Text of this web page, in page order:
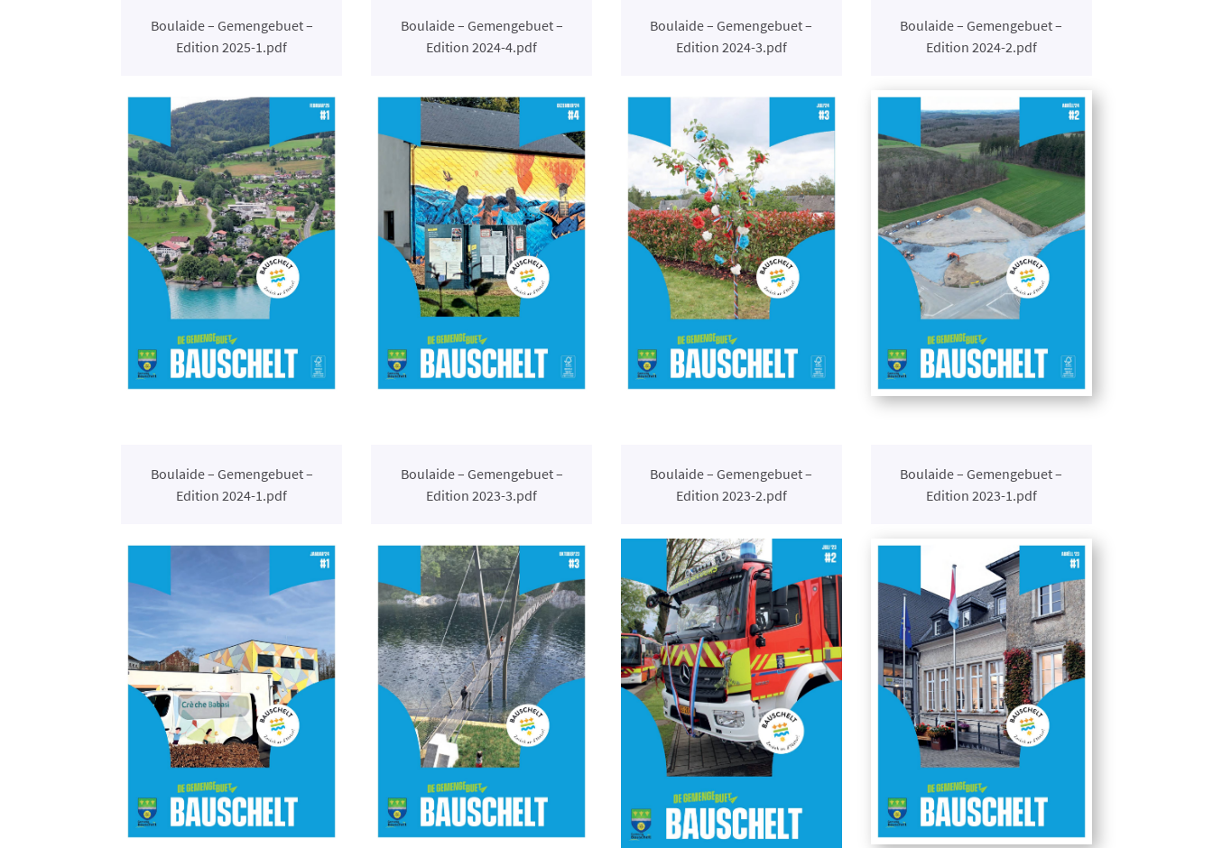
Boulaide – Gemengebuet –
Edition 2025-1.pdf
Boulaide – Gemengebuet –
Edition 2024-4.pdf
Boulaide – Gemengebuet –
Edition 2024-3.pdf
Boulaide – Gemengebuet –
Edition 2024-2.pdf
Boulaide – Gemengebuet –
Edition 2024-1.pdf
Boulaide – Gemengebuet –
Edition 2023-3.pdf
Boulaide – Gemengebuet –
Edition 2023-2.pdf
Boulaide – Gemengebuet –
Edition 2023-1.pdf